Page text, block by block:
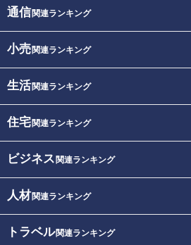
通信関連ランキング
小売関連ランキング
生活関連ランキング
住宅関連ランキング
ビジネス 関連ランキング
人材関連ランキング
トラベル関連ランキング